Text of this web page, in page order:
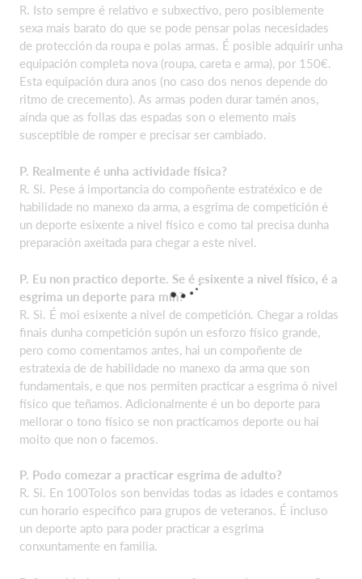
R. Isto sempre é relativo e subxectivo, pero posiblemente
sexa mais barato do que se pode pensar polas necesidades
de protección da roupa e polas armas. É posible adquirir unha
equipación completa nova (roupa, careta e arma), por 150€.
Esta equipación dura anos (no caso dos nenos depende do
ritmo de crecemento). As armas poden durar tamén anos,
aínda que as follas das espadas son o elemento mais
susceptible de romper e precisar ser cambiado.
P. Realmente é unha actividade física?
R. Si. Pese á importancia do compoñente estratéxico e de
habilidade no manexo da arma, a esgrima de competición é
un deporte esixente a nivel físico e como tal precisa dunha
preparación axeitada para chegar a este nivel.
P. Eu non practico deporte. Se é esixente a nivel físico, é a
esgrima un deporte para mín?
R. Si. É moi esixente a nivel de competición. Chegar a roldas
finais dunha competición supón un esforzo físico grande,
pero como comentamos antes, hai un compoñente de
estratexia de de habilidade no manexo da arma que son
fundamentais, e que nos permiten practicar a esgrima ó nivel
físico que teñamos. Adicionalmente é un bo deporte para
mellorar o tono físico se non practicamos deporte ou hai
moito que non o facemos.
P. Podo comezar a practicar esgrima de adulto?
R. Si. En 100Tolos son benvidas todas as idades e contamos
cun horario específico para grupos de veteranos. É incluso
un deporte apto para poder practicar a esgrima
conxuntamente en familia.